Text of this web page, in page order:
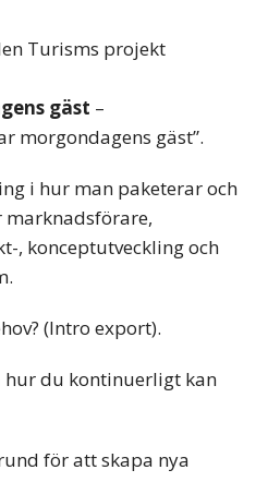
Turisms projekt
gäst –
morgondagens gäst”.
i hur man paketerar och
marknadsförare,
, konceptutveckling och
(Intro export).
hur du kontinuerligt kan
för att skapa nya